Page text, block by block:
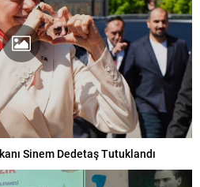
Sinem Dedetaş Tutuklandı